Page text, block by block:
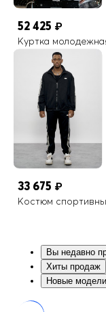
52 425 ₽
Куртка
33 675 ₽
Костюм
Вы недавно
Хиты продаж
Новые модели